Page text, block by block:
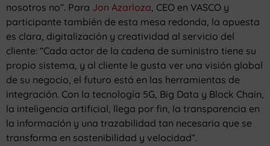
nosotros no”. Para Jon Azarloza, CEO en VASCO y
participante también de esta mesa redonda, la apuesta
es clara, digitalización y creatividad al servicio del
cliente: “Cada actor de la cadena de suministro tiene su
propio sistema, y al cliente le gusta ver una visión global
de su negocio, el futuro está en las herramientas de
integración. Con la tecnología 5G, Big Data y Block Chain,
la inteligencia artificial, llega por fin, la transparencia en
la información y una trazabilidad tan necesaria que se
transforma en sostenibilidad y velocidad”.